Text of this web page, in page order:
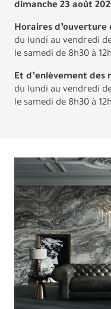
dimanche 23 août
Horaires d’ouverture
du lundi au vendredi
le samedi de 8h30 à
Et d’enlèvement des
du lundi au vendredi
le samedi de 8h30 à